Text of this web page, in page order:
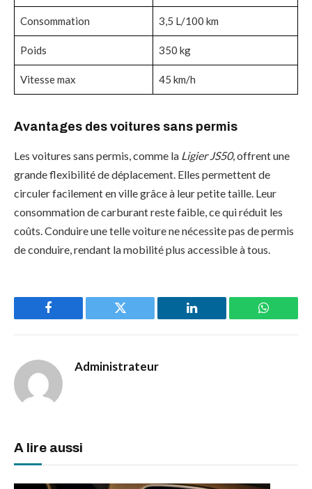
Consommation 3,5 L/100 km
Poids 350 kg
Vitesse max 45 km/h
Avantages des voitures sans permis
Les voitures sans permis, comme la Ligier JS50, offrent une
grande flexibilité de déplacement. Elles permettent de
circuler facilement en ville grâce à leur petite taille. Leur
consommation de carburant reste faible, ce qui réduit les
coûts. Conduire une telle voiture ne nécessite pas de permis
de conduire, rendant la mobilité plus accessible à tous.
Facebook Twitter LinkedIn
Administrateur
A lire aussi